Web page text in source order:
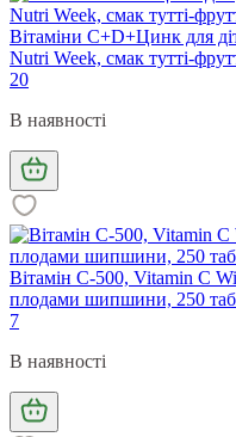
Вітаміни С+D+Цинк для
Nutri Week, смак тутті-
20
В наявності
Вітамін С-500, Vitamin C
плодами шипшини, 250
7
В наявності